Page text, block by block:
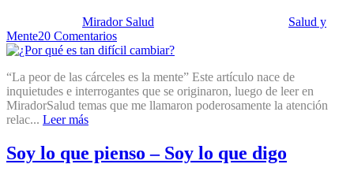
Mirador Salud
Salud y
Mente20 Comentarios
“La peor de las cárceles es la mente” Este artículo nace de
inquietudes e interrogantes que se originaron, luego de leer en
MiradorSalud temas que me llamaron poderosamente la atención
relac... Leer más
Soy lo que pienso – Soy lo que digo